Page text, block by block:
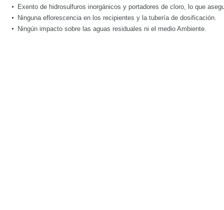
Exento de hidrosulfuros inorgánicos y portadores de cloro, lo que
Ninguna eflorescencia en los recipientes y la tubería de dosificación.
Ningún impacto sobre las aguas residuales ni el medio Ambiente.